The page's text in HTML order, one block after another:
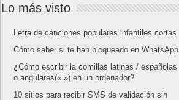
Lo más visto
Letra de canciones populares infantiles cortas
Cómo saber si te han bloqueado en WhatsApp
¿Cómo escribir la comillas latinas / españolas
o angulares(« ») en un ordenador?
10 sitios para recibir SMS de validación sin